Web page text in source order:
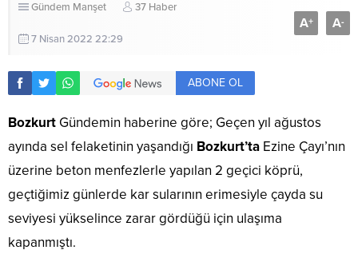
Gündem Manşet 37 Haber
7 Nisan 2022 22:29
A+ A-
ABONE OL
Bozkurt Gündemin haberine göre; Geçen yıl ağustos
ayında sel felaketinin yaşandığı Bozkurt’ta Ezine Çayı’nın
üzerine beton menfezlerle yapılan 2 geçici köprü,
geçtiğimiz günlerde kar sularının erimesiyle çayda su
seviyesi yükselince zarar gördüğü için ulaşıma
kapanmıştı.